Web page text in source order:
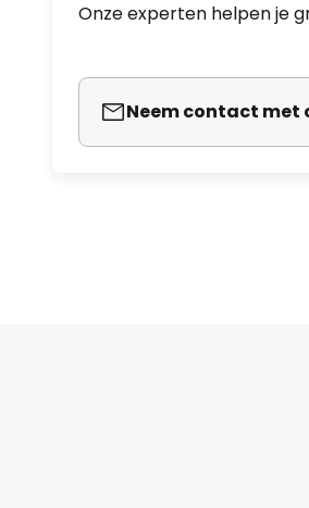
Onze experten helpen je
Neem contact met